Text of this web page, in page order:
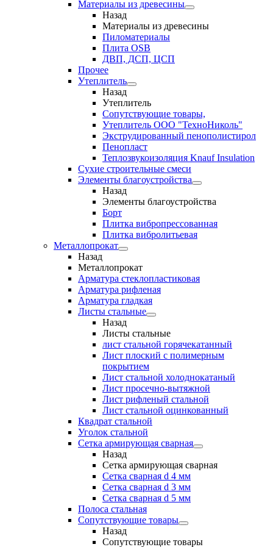
Материалы из древесины
Назад
Материалы из древесины
Пиломатериалы
Плита OSB
ДВП, ДСП, ЦСП
Прочее
Утеплитель
Назад
Утеплитель
Сопутствующие товары,
Утеплитель ООО "ТехноНиколь"
Экструдированный пенополистирол
Пенопласт
Теплозвукоизоляция Knauf Insulation
Сухие строительные смеси
Элементы благоустройства
Назад
Элементы благоустройства
Борт
Плитка вибропрессованная
Плитка вибролитьевая
Металлопрокат
Назад
Металлопрокат
Арматура стеклопластиковая
Арматура рифленая
Арматура гладкая
Листы стальные
Назад
Листы стальные
лист стальной горячекатанный
Лист плоский с полимерным
покрытием
Лист стальной холоднокатаный
Лист просечно-вытяжной
Лист рифленый стальной
Лист стальной оцинкованный
Квадрат стальной
Уголок стальной
Сетка армирующая сварная
Назад
Сетка армирующая сварная
Сетка сварная d 4 мм
Сетка сварная d 3 мм
Сетка сварная d 5 мм
Полоса стальная
Сопутствующие товары
Назад
Сопутствующие товары